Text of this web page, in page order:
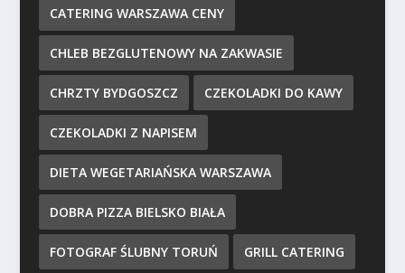
CATERING WARSZAWA CENY
CHLEB BEZGLUTENOWY NA ZAKWASIE
CHRZTY BYDGOSZCZ CZEKOLADKI DO KAWY
CZEKOLADKI Z NAPISEM
DIETA WEGETARIAŃSKA WARSZAWA
DOBRA PIZZA BIELSKO BIAŁA
FOTOGRAF ŚLUBNY TORUŃ GRILL CATERING